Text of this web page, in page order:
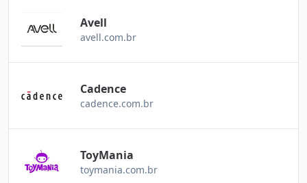
Avell
avell.com.br
Cadence
cadence.com.br
ToyMania
toymania.com.br